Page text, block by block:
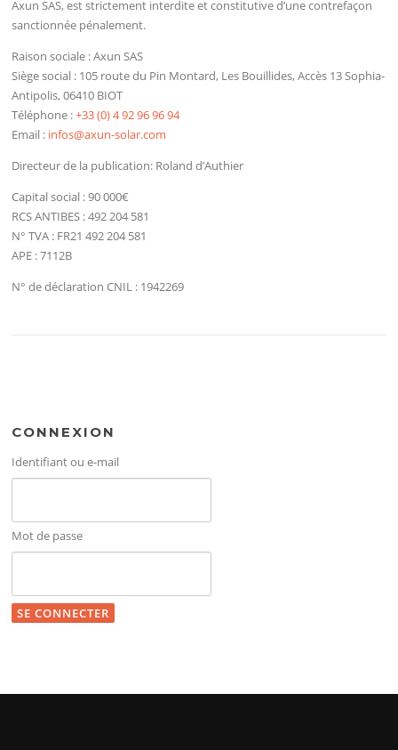
Axun SAS, est strictement interdite et constitutive d’une contrefaçon
sanctionnée pénalement.
Raison sociale : Axun SAS
Siège social : 105 route du Pin Montard, Les Bouillides, Accès 13 Sophia-
Antipolis, 06410 BIOT
Téléphone :+33 (0) 4 92 96 96 94
Email : infos@axun-solar.com
Directeur de la publication: Roland d’Authier
Capital social : 90 000€
RCS ANTIBES : 492 204 581
N° TVA : FR21 492 204 581
APE : 7112B
N° de déclaration CNIL : 1942269
CONNEXION
Identifiant ou e-mail
Mot de passe